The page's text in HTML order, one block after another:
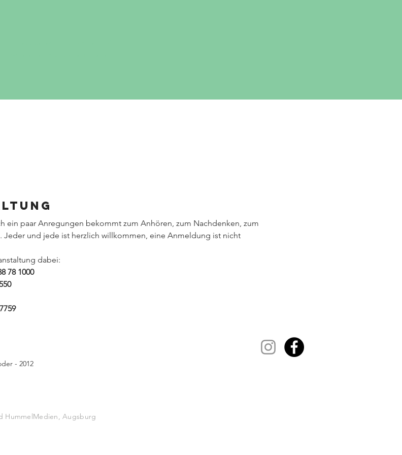
ein paar Anregungen bekommt zum Anhören, zum Nachdenken, zum
Jeder und jede ist herzlich willkommen, eine Anmeldung ist nicht
dabei:
78 1000
- 2012
HummelMedien, Augsburg